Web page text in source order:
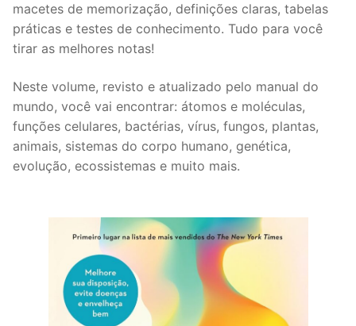
macetes de memorização, definições claras, tabelas
práticas e testes de conhecimento. Tudo para você
tirar as melhores notas!
Neste volume, revisto e atualizado pelo manual do
mundo, você vai encontrar: átomos e moléculas,
funções celulares, bactérias, vírus, fungos, plantas,
animais, sistemas do corpo humano, genética,
evolução, ecossistemas e muito mais.